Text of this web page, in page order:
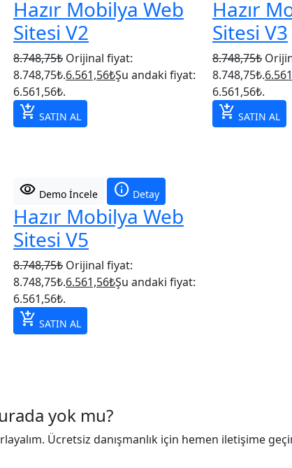
Hazır Mobilya Web
Sitesi V2
8.748,75₺ Orijinal fiyat:
8.748,75₺.6.561,56₺Şu andaki fiyat:
6.561,56₺.
add_shopping_cart SATIN AL
Hazır
Sitesi V3
8.748,75₺
8.748,75₺.
6.561,56₺.
add_shopping_cart SATIN AL
visibility Demo İncele info Detay
Hazır Mobilya Web
Sitesi V5
8.748,75₺ Orijinal fiyat:
8.748,75₺.6.561,56₺Şu andaki fiyat:
6.561,56₺.
add_shopping_cart SATIN AL
yok mu?
Ücretsiz danışmanlık için hemen iletişime